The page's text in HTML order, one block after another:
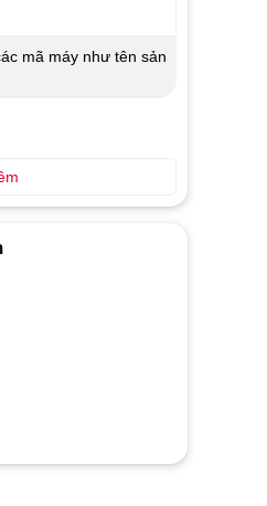
mã máy như tên sản